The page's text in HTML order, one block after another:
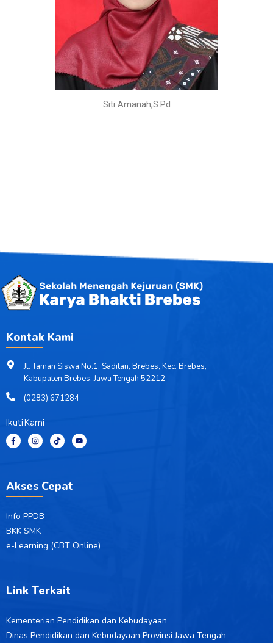
Siti Amanah,S.Pd
Kontak Kami
Jl. Taman Siswa No.1, Saditan, Brebes, Kec. Brebes,
Kabupaten Brebes, Jawa Tengah 52212
(0283) 671284
Ikuti Kami
F
a
c
o
k
-
I
n
s
a
m
T
i
k
Y
o
u
Akses Cepat
Info PPDB
BKK SMK
e-Learning (CBT Online)
Link Terkait
Kementerian Pendidikan dan Kebudayaan
Dinas Pendidikan dan Kebudayaan Provinsi Jawa Tengah